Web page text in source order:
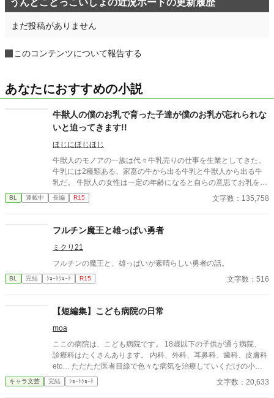
まだ投稿がありません
このコンテンツについて報告する
あなたにおすすめの小説
牛獣人の僕のお乳で育った子達が僕のお乳が忘れられな
いと迫ってきます!!
ほじにほじほじ
牛獣人のモノアの一族は代々牛乳売りの仕事を生業としてきた。
牛乳には2種類ある、家畜の牛から出る牛乳と牛獣人から出る牛
乳だ。 牛獣人の女性は一定の年齢になると自らの意思てお乳を出
すことが出来る。 そして、僕たち家族普段は家畜の牛の牛乳を売
っているが母と姉達の牛乳は濃厚で喉越しや舌触りが良いお貴族
子息様がお乳を呑まないと相談を受けたのが全ての始まりー 母や
姉達の牛乳を詰めた哺乳瓶を与えてみても、母や姉達のお乳を直
接与えてみても飲んでくれない赤子。 そんな時ふと赤子と目が合
うと僕を見て何かを訴えてくるー 「え？僕のお乳が飲みたい
ってるの姉さん達！僕のお乳に牛乳を垂らして飲ませてみろだな
達にもうちの子がお乳を飲んでくれないの！と言う相談を受け
て、他のほとんどの子は母や姉達のお乳で飲んでくれる子だった
たえた子達が僕のお乳が忘れられないと迫ってきます!! 「僕はお
乳を貸しただけで牛乳は母さんと姉さん達のなのに！どうしてこ
うなった!?」 ＊ 総受けで、固定カプを決めるかはまだまだ不明で
す。 いいね♡やお気に入り登録☆をしてくださいますと励みにな
BL 連載中 長編 R15 文字数：135,758
フルチン魔王と雄っぱい勇者
ミクリ21
フルチンの魔王と、雄っぱいが素晴らしい勇者の話。
BL 完結 ｼｮｰﾄｼｮｰﾄ R15 文字数：516
【短編集】こども病院の日常
moa
ここの病院は、こども病院です。 18歳以下の子供が通う病院、
診療科はたくさんあります。 内科、外科、耳鼻科、歯科、皮膚科
etc… ただただ医者目線で色々な病気を治療していくだけの小説
です。 恋愛要素などは一切ありません。 密着病院24時！的な感
じです。 人物像などは表記していない為、読者様のご想像にお任
キャラ文芸 完結 ｼｮｰﾄｼｮｰﾄ 文字数：20,633